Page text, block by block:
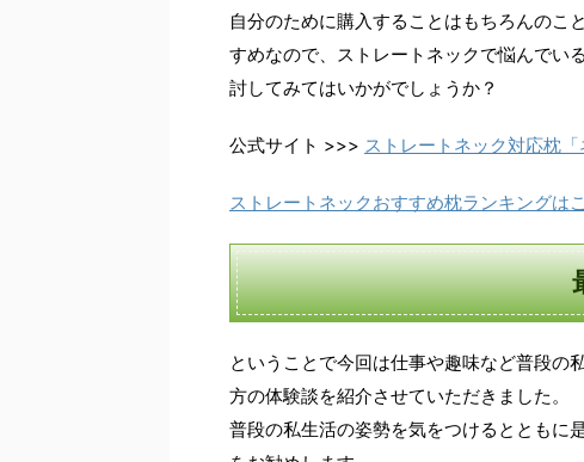
自分のために購入することはもちろんのこ
すめなので、ストレートネックで悩んでい
討してみてはいかがでしょうか？
公式サイト >>> ストレートネック対応枕「
ストレートネックおすすめ枕ランキングは
ということで今回は仕事や趣味など普段の
方の体験談を紹介させていただきました。
普段の私生活の姿勢を気をつけるとともに